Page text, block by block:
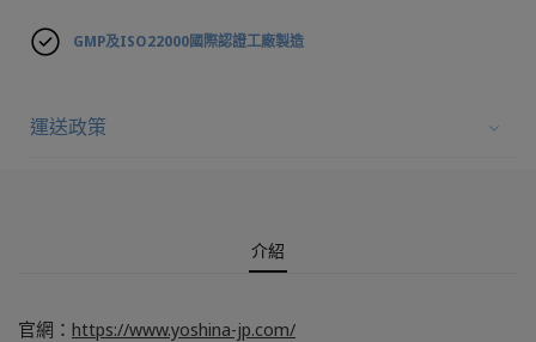
GMP及ISO22000國際認證工廠製造
運送政策
介紹
官網： https://www.yoshina-jp.com/